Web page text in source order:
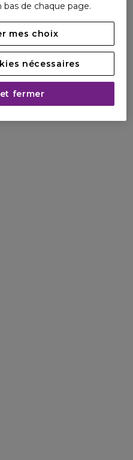
bas de chaque page.
mes choix
nécessaires
fermer